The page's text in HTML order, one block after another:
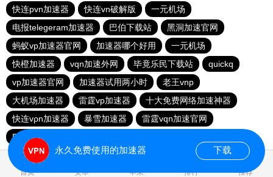
快连pvn加速器
快连vn破解版
一元机场
电报telegeram加速器
巴伯下载站
黑洞加速官网
蚂蚁vp加速器官网
加速器哪个好用
一元机场
快橙加速器
vqn加速外网 毕竟乐民下载站
quickq
vp加速器官网
加速器试用两小时
老王vnp
大机场加速器
雷霆vp加速器
十大免费网络加速神器
快连vρn加速器
暴雪加速器
雷霆vqn加速官网
DISBAO下载站
首页 安卓 苹果 排行 推荐
永久免费使用的加速器 下载
0.827115s